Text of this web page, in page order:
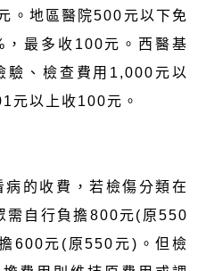
。地區醫院500元以下免
最多收100元。西醫基
驗、檢查費用1,000元以
元以上收100元。
的收費，若檢傷分類在
需自行負擔800元(原550
600元(原550元)。但檢